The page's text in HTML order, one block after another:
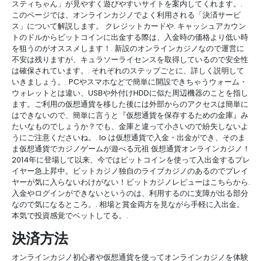
スティちゃん」が見やすく遊びやすいサイトを案内してくれます。.
このページでは、オンラインカジノでよく利用される「決済サービ
ス」について解説します。 クレジットカードや. キャッシュアカウン
トのドルからビットコインに出金する際は、入金時の価格より低い時
を狙うのがオススメします！. 新設のオンラインカジノなので運営に
不安は残りますが、キュラソーライセンスを取得しているので安全性
は確保されています。. それぞれのステップごとに、詳しく説明して
いきましょう。. PCやスマホなどで簡単に開設できちゃうウォーム・
ウォレットとは違い、USBや外付けHDDに似た周辺機器のことを指し
ます。ご利用の仮想通貨を移した後には外部からのアクセスは簡単に
はできないので、簡単に言うと『仮想通貨を保存するための金庫』み
たいなものでしょうか？でも、金庫と違って小さいので紛失しないよ
うにご注意くださいね。. Io は仮想通貨で入金・出金ができ、そのま
ま仮想通貨でカジノゲームが遊べる元祖 仮想通貨オンラインカジノ！
2014年に登場して以来、今ではビットコインを使って入出金するプレ
イヤー急上昇中。ビットカジノ独自のライブカジノのあるのでプレイ
ヤーが気に入らないわけがない！ビットカジノレビューはこちらから.
入金やログインができないというのは、利用するのに支障が出る部分
なので気になるところ。. 相場と賞金両方を見ながら手軽に入出金。
本気で投資感覚でベットしてる。.
決済方法
オンラインカジノ初心者や仮想通貨を使ってオンラインカジノを体験